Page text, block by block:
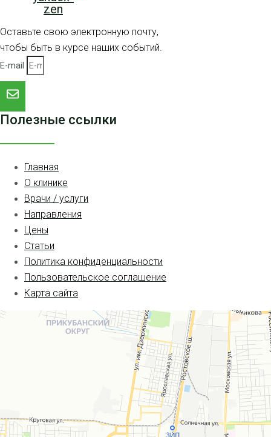
zen
Оставьте свою электронную почту,
чтобы быть в курсе наших событий.
E-mail
Полезные ссылки
Главная
О клинике
Врачи / услуги
Направления
Цены
Статьи
Политика конфиденциальности
Пользовательское соглашение
Карта сайта